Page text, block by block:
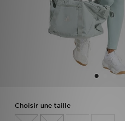
Choisir une taille
Service client
Nos Magasins